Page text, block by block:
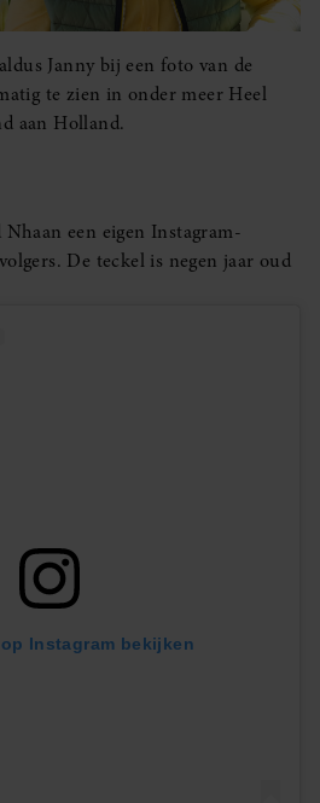
Janny bij een foto van de
te zien in onder meer Heel
aan Holland.
een eigen Instagram-
De teckel is negen jaar oud
Instagram bekijken